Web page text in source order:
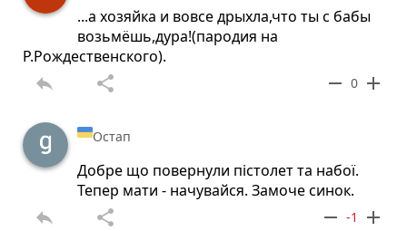
...а хозяйка и вовсе дрыхла,что ты с бабы
возьмёшь,дура!(пародия на
Р.Рождественского).
reply share remove 0 add
Остап
Добре що повернули пістолет та набої.
Тепер мати - начувайся. Замоче синок.
reply share remove -1 add